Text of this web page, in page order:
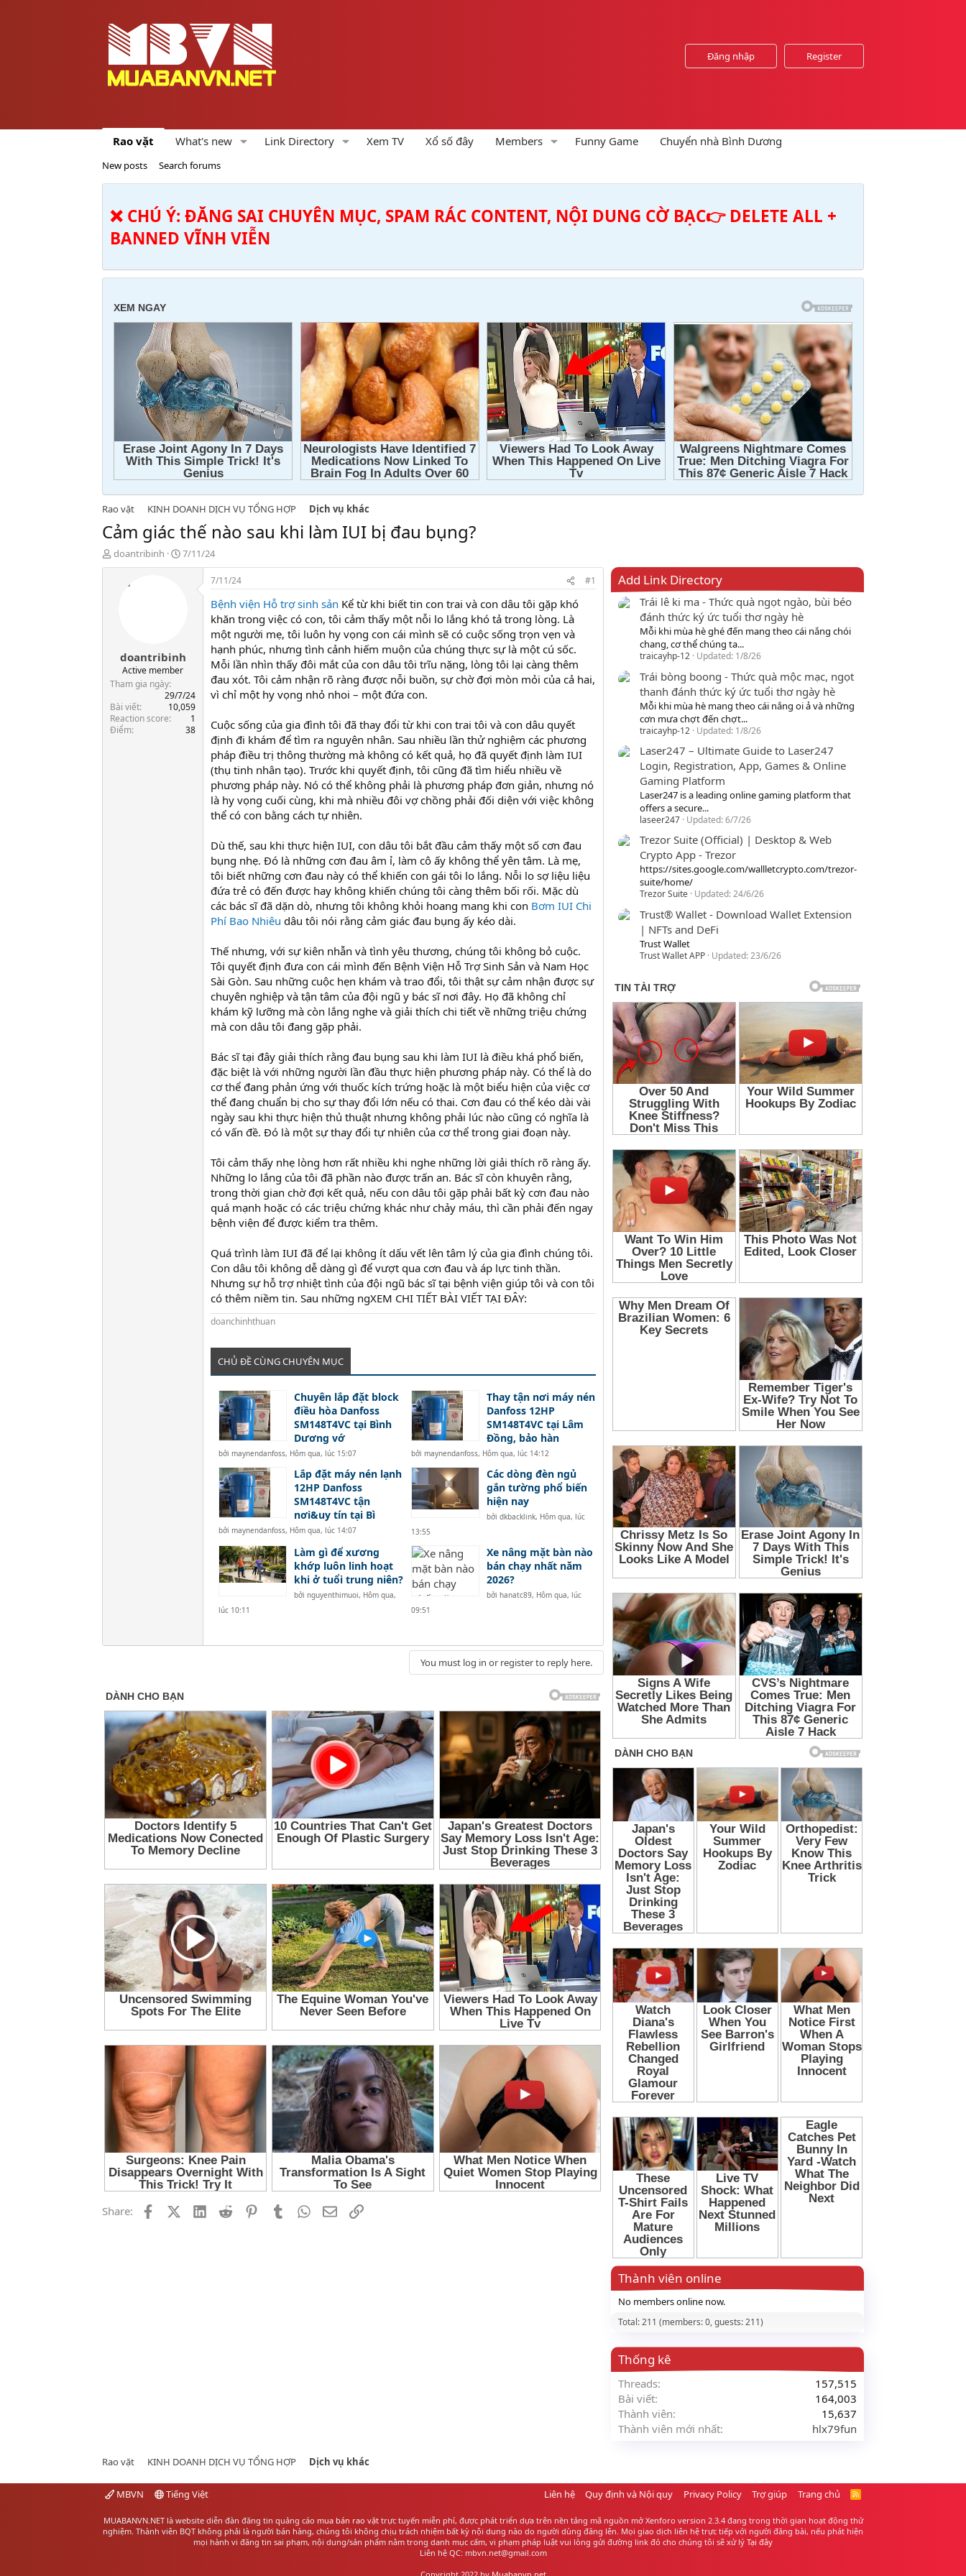
Đăng nhập Register
Rao vặt What's new Link Directory Xem TV Xổ số đây Members Funny Game Chuyển nhà Bình Dương
New posts Search forums
❌ CHÚ Ý: ĐĂNG SAI CHUYÊN MỤC, SPAM RÁC CONTENT, NỘI DUNG CỜ BẠC👉 DELETE ALL +
BANNED VĨNH VIỄN
Rao vặt KINH DOANH DỊCH VỤ TỔNG HỢP Dịch vụ khác
Cảm giác thế nào sau khi làm IUI bị đau bụng?
T
h
t
r
doantribinh
N
g
7/11/24
doantribinh
Active member
Tham gia ngày
29/7/24
Bài viết
10,059
Reaction score
1
Điểm
38
7/11/24 #1
Bệnh viện Hỗ trợ sinh sản Kể từ khi biết tin con trai và con dâu tôi gặp khó
khăn trong việc có con, tôi cảm thấy một nỗi lo lắng khó tả trong lòng. Là
một người mẹ, tôi luôn hy vọng con cái mình sẽ có cuộc sống trọn vẹn và
hạnh phúc, nhưng tình cảnh hiếm muộn của chúng thực sự là một cú sốc.
Mỗi lần nhìn thấy đôi mắt của con dâu tôi trĩu nặng, lòng tôi lại càng thêm
đau xót. Tôi cảm nhận rõ ràng được nỗi buồn, sự chờ đợi mòn mỏi của cả hai,
vì chỉ một hy vọng nhỏ nhoi – một đứa con.
Cuộc sống của gia đình tôi đã thay đổi từ khi con trai tôi và con dâu quyết
định đi khám để tìm ra nguyên nhân. Sau nhiều lần thử nghiệm các phương
pháp điều trị thông thường mà không có kết quả, họ đã quyết định làm IUI
(thụ tinh nhân tạo). Trước khi quyết định, tôi cũng đã tìm hiểu nhiều về
phương pháp này. Nó có thể không phải là phương pháp đơn giản, nhưng nó
là hy vọng cuối cùng, khi mà nhiều đôi vợ chồng phải đối diện với việc không
thể có con bằng cách tự nhiên.
Dù thế, sau khi thực hiện IUI, con dâu tôi bắt đầu cảm thấy một số cơn đau
bụng nhẹ. Đó là những cơn đau âm ỉ, làm cô ấy không thể yên tâm. Là mẹ,
tôi biết những cơn đau này có thể khiến con gái tôi lo lắng. Nỗi lo sợ liệu liệu
đứa trẻ có đến được hay không khiến chúng tôi càng thêm bối rối. Mặc dù
các bác sĩ đã dặn dò, nhưng tôi không khỏi hoang mang khi con Bơm IUI Chi
Phí Bao Nhiêu dâu tôi nói rằng cảm giác đau bụng ấy kéo dài.
Thế nhưng, với sự kiên nhẫn và tình yêu thương, chúng tôi không bỏ cuộc.
Tôi quyết định đưa con cái mình đến Bệnh Viện Hỗ Trợ Sinh Sản và Nam Học
Sài Gòn. Sau những cuộc hẹn khám và trao đổi, tôi thật sự cảm nhận được sự
chuyên nghiệp và tận tâm của đội ngũ y bác sĩ nơi đây. Họ đã không chỉ
khám kỹ lưỡng mà còn lắng nghe và giải thích chi tiết về những triệu chứng
mà con dâu tôi đang gặp phải.
Bác sĩ tại đây giải thích rằng đau bụng sau khi làm IUI là điều khá phổ biến,
đặc biệt là với những người lần đầu thực hiện phương pháp này. Có thể là do
cơ thể đang phản ứng với thuốc kích trứng hoặc là một biểu hiện của việc cơ
thể đang chuẩn bị cho sự thay đổi lớn nếu có thai. Cơn đau có thể kéo dài vài
ngày sau khi thực hiện thủ thuật nhưng không phải lúc nào cũng có nghĩa là
có vấn đề. Đó là một sự thay đổi tự nhiên của cơ thể trong giai đoạn này.
Tôi cảm thấy nhẹ lòng hơn rất nhiều khi nghe những lời giải thích rõ ràng ấy.
Những lo lắng của tôi đã phần nào được trấn an. Bác sĩ còn khuyên rằng,
trong thời gian chờ đợi kết quả, nếu con dâu tôi gặp phải bất kỳ cơn đau nào
quá mạnh hoặc có các triệu chứng khác như chảy máu, thì cần phải đến ngay
bệnh viện để được kiểm tra thêm.
Quá trình làm IUI đã để lại không ít dấu vết lên tâm lý của gia đình chúng tôi.
Con dâu tôi không dễ dàng gì để vượt qua cơn đau và áp lực tinh thần.
Nhưng sự hỗ trợ nhiệt tình của đội ngũ bác sĩ tại bệnh viện giúp tôi và con tôi
có thêm niềm tin. Sau những ngXEM CHI TIẾT BÀI VIẾT TẠI ĐÂY:
doanchinhthuan
CHỦ ĐỀ CÙNG CHUYÊN MỤC
Chuyên lắp đặt block
điều hòa Danfoss
SM148T4VC tại Bình
Dương vớ
bởi maynendanfoss, Hôm qua, lúc 15:07
Thay tận nơi máy nén
Danfoss 12HP
SM148T4VC tại Lâm
Đồng, bảo hàn
bởi maynendanfoss, Hôm qua, lúc 14:12
Lắp đặt máy nén lạnh
12HP Danfoss
SM148T4VC tận
nơi&uy tín tại Bì
bởi maynendanfoss, Hôm qua, lúc 14:07
Các dòng đèn ngủ
gắn tường phổ biến
hiện nay
bởi dkbacklink, Hôm qua, lúc
13:55
Làm gì để xương
khớp luôn linh hoạt
khi ở tuổi trung niên?
bởi nguyenthimuoi, Hôm qua,
lúc 10:11
Xe nâng mặt bàn nào
bán chạy nhất năm
2026?
bởi hanatc89, Hôm qua, lúc
09:51
You must log in or register to reply here.
Share: FacebookX (Twitter)
LinkedInReddit PinterestTumblrWhatsApp
EmailLink
Add Link Directory
Trái lê ki ma - Thức quà ngọt ngào, bùi béo
đánh thức ký ức tuổi thơ ngày hè
Mỗi khi mùa hè ghé đến mang theo cái nắng chói
chang, cơ thể chúng ta...
traicayhp-12 Updated: 1/8/26
Trái bòng boong - Thức quà mộc mạc, ngọt
thanh đánh thức ký ức tuổi thơ ngày hè
Mỗi khi mùa hè mang theo cái nắng oi ả và những
cơn mưa chợt đến chợt...
traicayhp-12 Updated: 1/8/26
Laser247 – Ultimate Guide to Laser247
Login, Registration, App, Games & Online
Gaming Platform
Laser247 is a leading online gaming platform that
offers a secure...
laseer247 Updated:6/7/26
Trezor Suite (Official) | Desktop & Web
Crypto App - Trezor
https://sites.google.com/wallletcrypto.com/trezor-
suite/home/
Trezor Suite Updated:24/6/26
Trust® Wallet - Download Wallet Extension
| NFTs and DeFi
Trust Wallet
Trust Wallet APP Updated:23/6/26
Thành viên online
No members online now.
Total: 211 (members: 0, guests: 211)
Thống kê
Threads
157,515
Bài viết
164,003
Thành viên
15,637
Thành viên mới nhất
hlx79fun
Rao vặt KINH DOANH DỊCH VỤ TỔNG HỢP Dịch vụ khác
MBVN Tiếng Việt Liên hệ Quy định và Nội quy Privacy Policy Trợ giúp Trang chủ
R
MUABANVN.NET là website diễn đàn đăng tin quảng cáo mua bán rao vặttrực tuyến miễn phí, được phát triển dựa trên nền tảng mã nguồn mở Xenforo version 2.3.4 đang trong thời gian hoạt động thử
nghiệm. Thành viên BQT không phải là người bán hàng, chúng tôi không chịu trách nhiệm bất kỳ nội dung nào do người dùng đăng lên. Mọi giao dịch liên hệ trực tiếp với người đăng bài, nếu phát hiện
mọi hành vi đăng tin sai phạm, nội dung/sản phẩm nằm trong danh mục cấm, vi phạm pháp luật vui lòng gửi đường link đó cho chúng tôi sẽ xử lý Tại đây
Liên hệ QC: mbvn.net@gmail.com